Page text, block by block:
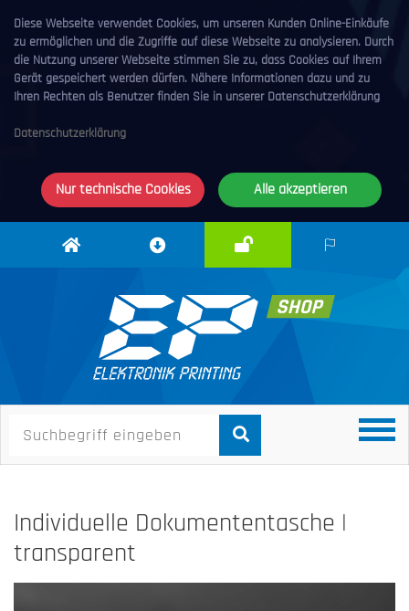
Diese Webseite verwendet Cookies, um unseren Kunden Online-Einkäufe
zu ermöglichen und die Zugriffe auf diese Webseite zu analysieren. Durch
die Nutzung unserer Webseite stimmen Sie zu, dass Cookies auf Ihrem
Gerät gespeichert werden dürfen. Nähere Informationen dazu und zu
Ihren Rechten als Benutzer finden Sie in unserer Datenschutzerklärung
Datenschutzerklärung
Nur technische Cookies Alle akzeptieren
Elektronik
Downloadcenter
Individuelle Dokumententasche |
transparent